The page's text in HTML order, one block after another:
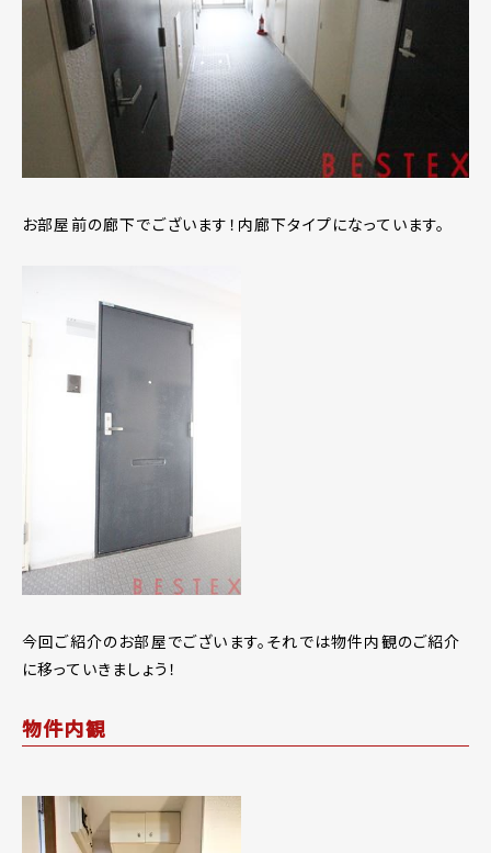
お部屋前の廊下でございます！内廊下タイプになっています。
今回ご紹介のお部屋でございます。それでは物件内観のご紹介
に移っていきましょう！
物件内観